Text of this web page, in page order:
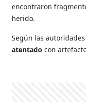
encontraron
herido.
Según las
atentado con